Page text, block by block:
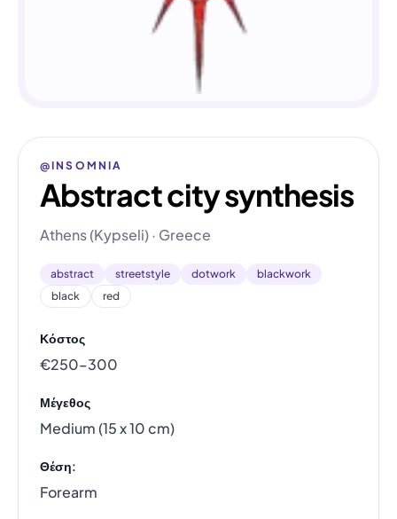
@INSOMNIA
Abstract city synthesis
Athens (Kypseli) · Greece
abstract streetstyle dotwork
blackwork
black
red
Κόστος
€250–300
Μέγεθος
Medium (15 x 10 cm)
Θέση:
Forearm